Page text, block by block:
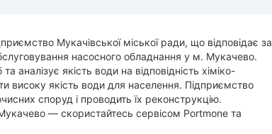
Мукачівської міської ради, що відповідає за
насосного обладнання у м. Мукачево.
аналізує якість води на відповідність хіміко-
високу якість води для населення. Підприємство
споруд і проводить їх реконструкцію.
— скористайтесь сервісом Portmone та